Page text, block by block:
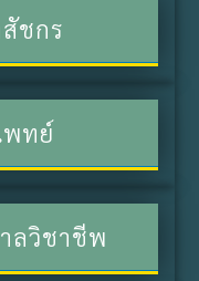
ชกร
ทย์
ลวิชาชีพ